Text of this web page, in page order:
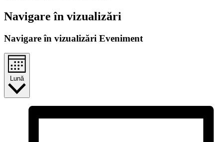
Navigare în vizualizări
Navigare în vizualizări Eveniment
Lună